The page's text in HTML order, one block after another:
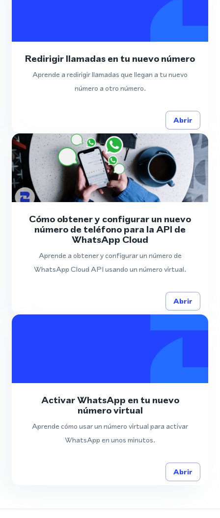
Redirigir llamadas en tu nuevo número
Aprende a redirigir llamadas que llegan a tu nuevo
número a otro número.
Abrir
Cómo obtener y configurar un nuevo
número de teléfono para la API de
WhatsApp Cloud
Aprende a obtener y configurar un número de
WhatsApp Cloud API usando un número virtual.
Abrir
Activar WhatsApp en tu nuevo
número virtual
Aprende cómo usar un número virtual para activar
WhatsApp en unos minutos.
Abrir